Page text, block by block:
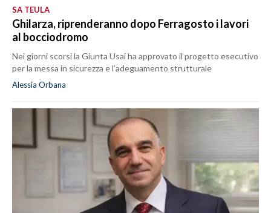
SA TEULA
Ghilarza, riprenderanno dopo Ferragosto i lavori
al bocciodromo
Nei giorni scorsi la Giunta Usai ha approvato il progetto esecutivo
per la messa in sicurezza e l’adeguamento strutturale
Alessia Orbana